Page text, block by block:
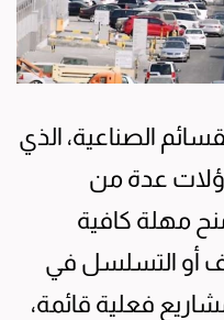
الصناعية، الذي
عدة من
مهلة كافية
أو التسلسل في
فعلية قائمة،